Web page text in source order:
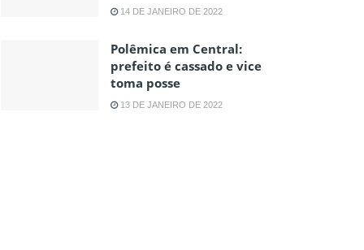
14 DE JANEIRO DE 2022
Polêmica em Central:
prefeito é cassado e vice
toma posse
13 DE JANEIRO DE 2022